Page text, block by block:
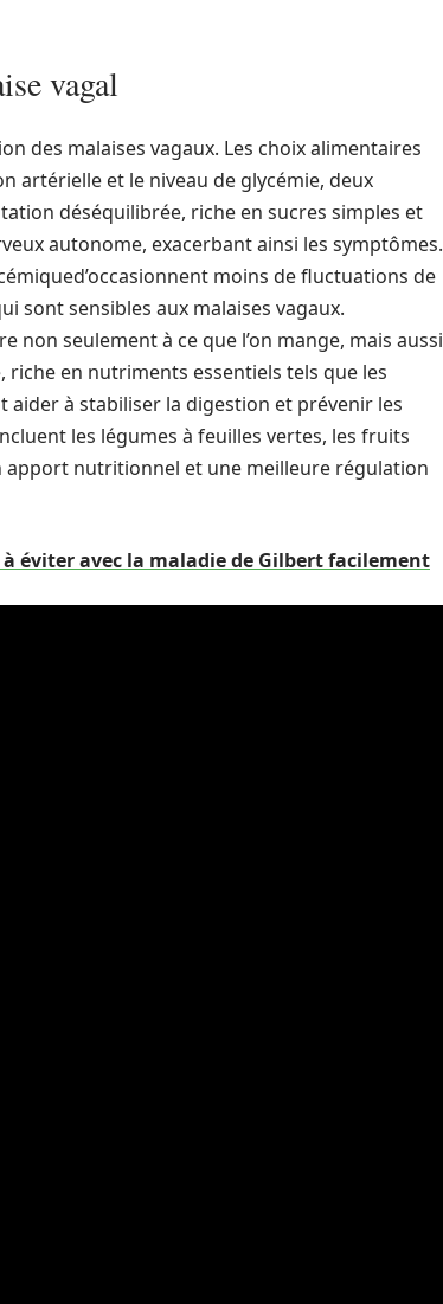
vagal
des malaises vagaux. Les choix alimentaires
artérielle et le niveau de glycémie, deux
déséquilibrée, riche en sucres simples et
autonome, exacerbant ainsi les symptômes.
moins de fluctuations de
sont sensibles aux malaises vagaux.
seulement à ce que l’on mange, mais aussi
riche en nutriments essentiels tels que les
aider à stabiliser la digestion et prévenir les
les légumes à feuilles vertes, les fruits
nutritionnel et une meilleure régulation
éviter avec la maladie de Gilbert facilement